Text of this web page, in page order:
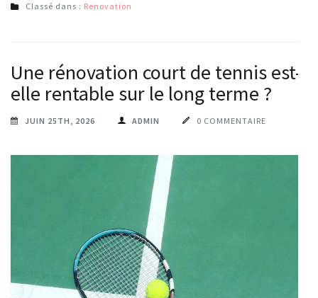
Classé dans : Renovation
Une rénovation court de tennis est-
elle rentable sur le long terme ?
JUIN 25TH, 2026 ADMIN 0 COMMENTAIRE